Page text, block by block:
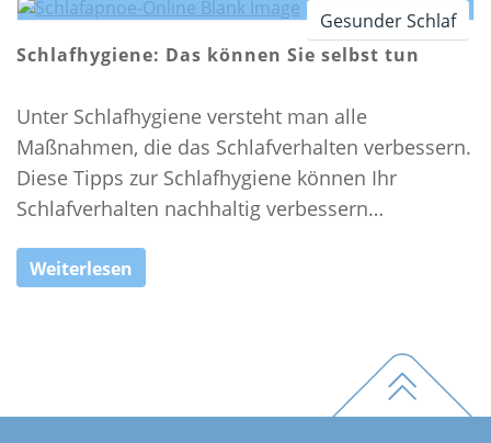
Schlafhygiene: Das können Sie selbst tun
Gesunder Schlaf
Unter Schlafhygiene versteht man alle
Maßnahmen, die das Schlafverhalten verbessern.
Diese Tipps zur Schlafhygiene können Ihr
Schlafverhalten nachhaltig verbessern…
Weiterlesen